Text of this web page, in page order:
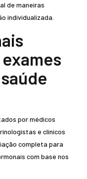
de maneiras
individualizada.
por médicos
e clínicos
completa para
com base nos